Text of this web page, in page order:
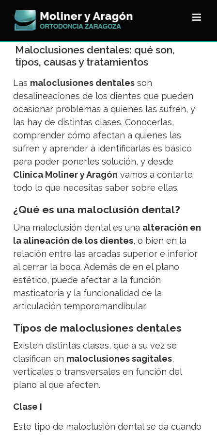
contenido
Maloclusiones dentales: qué son,
tipos, causas y tratamientos
Las maloclusiones dentales son
desalineaciones de los dientes que pueden
ocasionar problemas a quienes las sufren, y
las hay de distintas clases. Conocerlas,
comprender cómo afectan a quienes las
sufren y aprender a identificarlas es básico
para poder ponerles solución, y desde
Clínica Moliner y Aragón vamos a contarte
todo lo que necesitas saber sobre ellas.
¿Qué es una maloclusión dental?
Una maloclusión dental es una alteración en
la alineación de los dientes, o bien en la
relación entre las arcadas superior e inferior
al cerrar la boca. Además de en el plano
estético, puede afectar a la función
masticatoria y la funcionalidad de la
articulación temporomandibular.
Tipos de maloclusiones dentales
Existen distintas clases, que a su vez se
clasifican en maloclusiones sagitales,
verticales o transversales en función del
plano al que afecten.
Clase I
Este tipo de maloclusión dental se da cuando